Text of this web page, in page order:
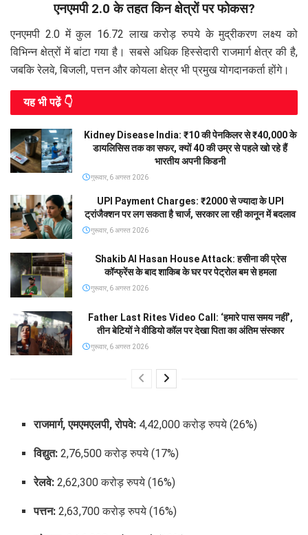
एनएमपी 2.0 के तहत किन क्षेत्रों पर फोकस?
एनएमपी 2.0 में कुल 16.72 लाख करोड़ रुपये के मुद्रीकरण लक्ष्य को
विभिन्न क्षेत्रों में बांटा गया है। सबसे अधिक हिस्सेदारी राजमार्ग क्षेत्र की है,
जबकि रेलवे, बिजली, पत्तन और कोयला क्षेत्र भी प्रमुख योगदानकर्ता होंगे।
यह भी पढे़ं 👇
Kidney Disease India: ₹10 की पेनकिलर से ₹40,000 के
डायलिसिस तक का सफर, क्यों 40 की उम्र से पहले खो रहे हैं
भारतीय अपनी किडनी
गुरूवार, 6 अगस्त 2026
UPI Payment Charges: ₹2000 से ज्यादा के UPI
ट्रांजैक्शन पर लग सकता है चार्ज, सरकार ला रही कानून में बदलाव
गुरूवार, 6 अगस्त 2026
Shakib Al Hasan House Attack: हसीना की प्रेस
कॉन्फ्रेंस के बाद शाकिब के घर पर पेट्रोल बम से हमला
गुरूवार, 6 अगस्त 2026
Father Last Rites Video Call: ‘हमारे पास समय नहीं’,
तीन बेटियों ने वीडियो कॉल पर देखा पिता का अंतिम संस्कार
गुरूवार, 6 अगस्त 2026
राजमार्ग, एमएमएलपी, रोपवे: 4,42,000 करोड़ रुपये (26%)
विद्युत: 2,76,500 करोड़ रुपये (17%)
रेलवे: 2,62,300 करोड़ रुपये (16%)
पत्तन: 2,63,700 करोड़ रुपये (16%)